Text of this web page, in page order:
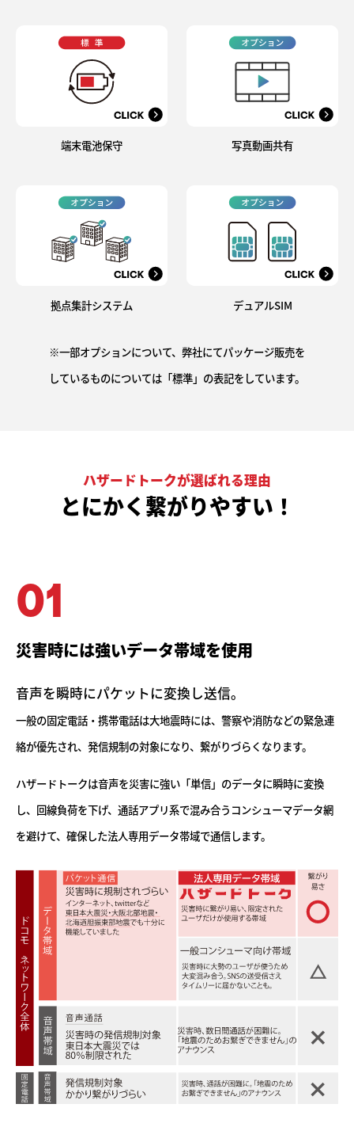
端末電池保守 写真動画共有
拠点集計システム デュアルSIM
※一部オプションについて、弊社にてパッケージ販売を
しているものについては「標準」の表記をしています。
ハザードトークが選ばれる理由
とにかく繋がりやすい！
01
災害時には強いデータ帯域を使用
音声を瞬時にパケットに変換し送信。
一般の固定電話・携帯電話は大地震時には、警察や消防などの緊急連
絡が優先され、 発信規制の対象になり、繋がりづらくなります。
ハザードトークは音声を災害に強い「単信」のデータに瞬時に変換
し、回線負荷を下げ、通話アプリ系で混み合うコンシューマデータ網
を避けて、確保した法人専用データ帯域で通信します。